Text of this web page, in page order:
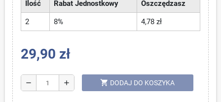
Ilość
Rabat Jednostkowy Oszczędzasz
2 8% 4,78 zł
29,90 zł
remove add shopping_cart DODAJ DO KOSZYKA